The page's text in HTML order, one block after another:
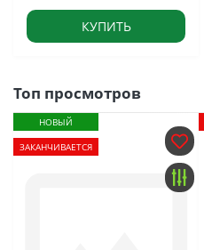
КУПИТЬ
Топ просмотров
НОВЫЙ
ЗАКАНЧИВАЕТСЯ